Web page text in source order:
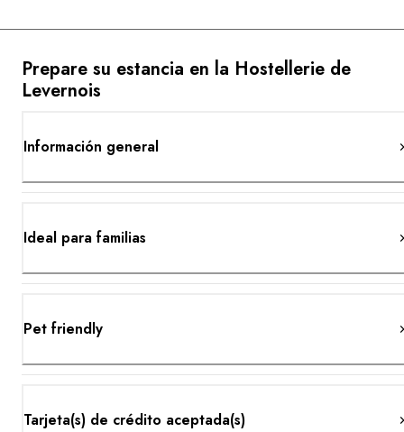
Prepare su estancia en la Hostellerie de
Levernois
Información general
Ideal para familias
Pet friendly
Tarjeta(s) de crédito aceptada(s)